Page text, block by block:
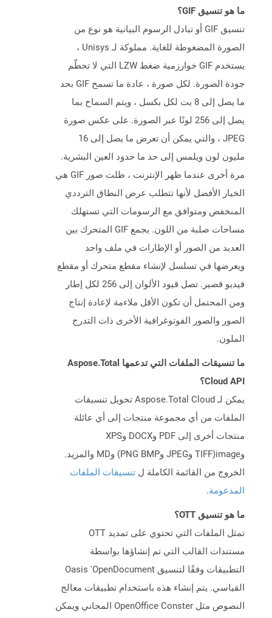
ما هو تنسيق GIF؟
تنسيق GIF أو تبادل الرسوم البيانية هو نوع من
الصورة المضغوطة للغاية. مملوكة لـ Unisys ،
يستخدم GIF خوارزمية ضغط LZW التي لا تحطّم
جودة الصورة. لكل صورة ، عادة ما تسمح GIF بحد
ما يصل إلى 8 بت لكل بكسل ، ويتم السماح بما
يصل إلى 256 لونًا عبر الصورة. على عكس صورة
JPEG ، والتي يمكن أن تعرض ما يصل إلى 16
مليون لون ويلمس إلى حد ما حدود العين البشرية.
مرة أخرى عندما ظهر الإنترنت ، ظلت صور GIF هي
الخيار الأفضل لأنها تتطلب عرض النطاق الترددي
المنخفض ومتوافق مع الرسومات التي تستهلك
مساحات صلبة من اللون. يجمع GIF المتحرك بين
العديد من الصور أو الإطارات في ملف واحد
ويعرضها في تسلسل لإنشاء مقطع متحرك أو مقطع
فيديو قصير. تصل قيود الألوان إلى 256 لكل إطار
ومن المحتمل أن تكون الأقل ملاءمة لإعادة إنتاج
الصور والصور الفوتوغرافية الأخرى ذات التدرج
الملون.
ما تنسيقات الملفات التي تدعمها Aspose.Total
Cloud API؟
يمكن لـ Aspose.Total Cloud تحويل تنسيقات
الملفات من أي مجموعة منتجات إلى أي عائلة
منتجات أخرى إلى PDF وDOCX وXPS
وimage(TIFF وJPEG وPNG BMP) وMD والمزيد.
الخروج من القائمة الكاملة ل تنسيقات الملفات
المدعومة.
ما هو تنسيق OTT؟
تمثل الملفات التي تحتوي على تمديد OTT
مستندات القالب التي تم إنشاؤها بواسطة
التطبيقات وفقًا لتنسيق Oasis 'OpenDocument
القياسي. يتم إنشاء هذه باستخدام تطبيقات معالج
النصوص مثل OpenOffice Conster المجاني ويمكن